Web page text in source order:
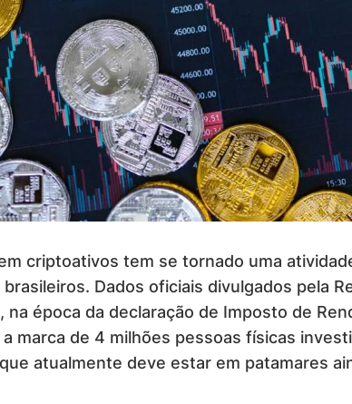
criptoativos tem se tornado uma
Dados oficiais divulgados pela
na época da declaração de Imposto de
marca de 4 milhões pessoas físicas
atualmente deve estar em patamares